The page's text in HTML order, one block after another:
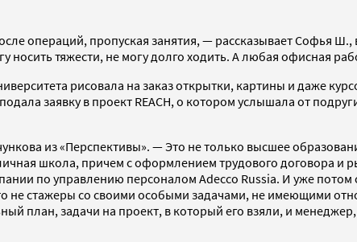
операций, пропуская занятия, — рассказывает Софья Ш.,
тяжести, не могу долго ходить. А любая офисная
рисовала на заказ открытки, картины и даже
заявку в проект REACH, о котором услышала от
из «Перспективы». — Это не только высшее
школа, причем с оформлением трудового договора и
по управлению персоналом Adecco Russia. И уже потом
не стажеры со своими особыми задачами, не имеющими
план, задачи на проект, в который его взяли, и